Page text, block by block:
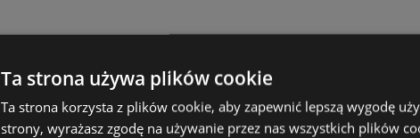
Ta strona używa plików cookie
Ta strona korzysta z plików cookie, aby zapewnić lepszą wygodę
strony, wyrażasz zgodę na używanie przez nas wszystkich plików